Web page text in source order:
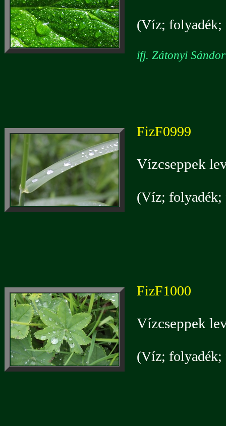
(Víz; folyadék;
ifj. Zátonyi
FizF0999
Vízcseppek
(Víz; folyadék;
FizF1000
Vízcseppek
(Víz; folyadék;